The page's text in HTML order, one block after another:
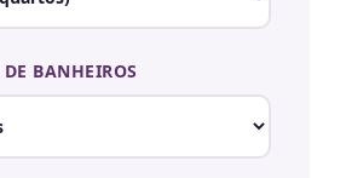
BANHEIROS